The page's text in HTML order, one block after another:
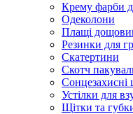
Крему фарби
Одеколони
Плащі
Резинки для
Скатертини
Скотч
Сонцезахисні
Устілки для
Щітки та